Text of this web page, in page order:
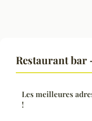
Restaurant bar
Les meilleures
!